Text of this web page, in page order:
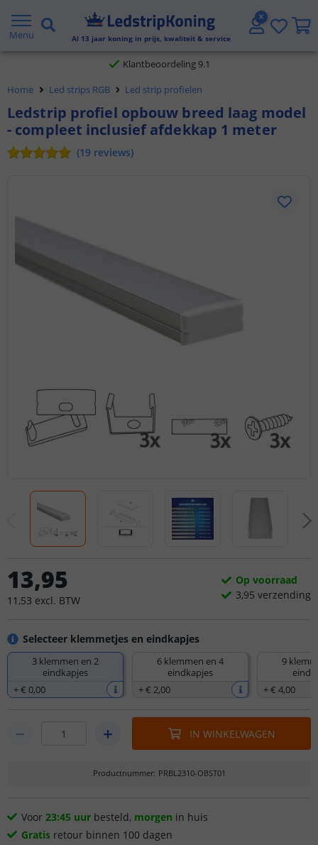
Menu Al 13 jaar koning in prijs, kwaliteit & service
Gratis verzending vanaf € 20,- NL en BE
Klantbeoordeling 9.1
Voor 23:45 uur besteld,morgen in huis
Home Led strips RGB Led strip profielen
Ledstrip profiel opbouw breed laag model
- compleet inclusief afdekkap 1 meter
(19 reviews)
Selecteer klemmetjes en eindkapjes
3 klemmen en 2
eindkapjes
+€ 0,00
6 klemmen en 4
eindkapjes
+€ 2,00
9
+€ 4,00
13,95
11 ,53 excl. BTW
Op voorraad
3,95 verzending
IN WINKELWAGEN
Productnummer: PRBL2310-OBST01
Voor 23:45 uur besteld, morgen in huis
Gratis retour binnen 100 dagen